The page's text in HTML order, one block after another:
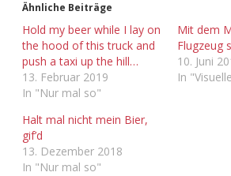
Adventskalender
Adventskalender
Adventskalender
Adventskalender
Ähnliche Beiträge
Hold my beer while I lay on
the hood of this truck and
push a taxi up the hill…
13. Februar 2019
In "Nur mal so"
Mit dem
Flugzeug
10. Juni
In
Halt mal nicht mein Bier,
gif’d
13. Dezember 2018
In "Nur mal so"